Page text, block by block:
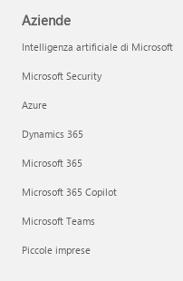
Aziende
Intelligenza artificiale di Microsoft
Microsoft Security
Azure
Dynamics 365
Microsoft 365
Microsoft 365 Copilot
Microsoft Teams
Piccole imprese